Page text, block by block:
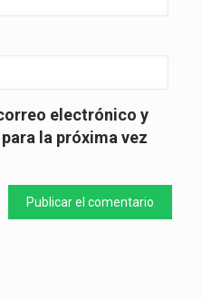
electrónico y
la próxima vez